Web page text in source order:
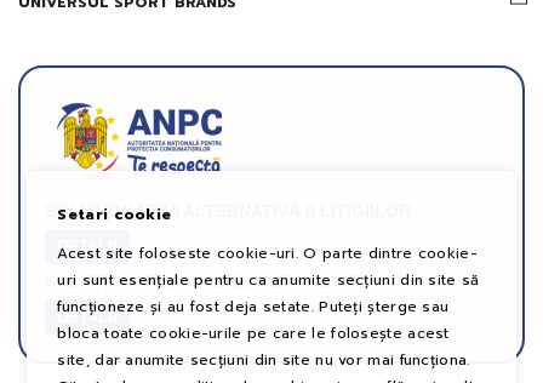
SOLUȚIONAREA ALTERNATIVĂ A LITIGIILOR
DETALII
SOLUȚIONAREA ONLINE A LITIGIILOR
DETALII
Setari cookie
Acest site foloseste cookie-uri. O parte dintre cookie-
uri sunt esențiale pentru ca anumite secțiuni din site să
funcționeze și au fost deja setate. Puteți șterge sau
bloca toate cookie-urile pe care le folosește acest
site, dar anumite secțiuni din site nu vor mai funcționa.